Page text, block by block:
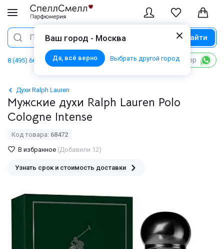
Ваш город - Москва
Да, всё верно Выбрать другой город
Поиск Найти
8 (495) 668 06 02 Написать в WhatsApp
Духи Ralph Lauren
Мужские духи Ralph Lauren Polo
Cologne Intense
Код товара: 68472
В избранное (Добавили 12)
Узнать срок и стоимость доставки